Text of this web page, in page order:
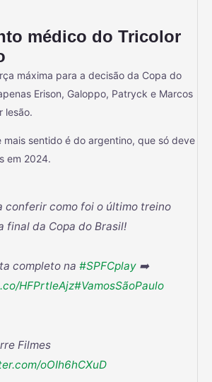
médico do Tricolor
máxima para a decisão da Copa do
Erison, Galoppo, Patryck e Marcos
lesão.
mais sentido é do argentino, que só deve
em 2024.
conferir como foi o último treino
final da Copa do Brasil!
completo na #SPFCplay➡️
HFPrtleAjz#VamosSãoPaulo
Filmes
oOIh6hCXuD